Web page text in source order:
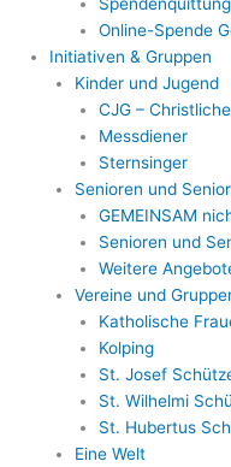
Online-Spende
Initiativen & Gruppen
Kinder und Jugend
CJG –
Messdiener
Sternsinger
Senioren und
GEMEINSAM
Senioren und
Weitere
Vereine und
Katholische
Kolping
St. Josef
St. Wilhelmi
St. Hubertus
Eine Welt